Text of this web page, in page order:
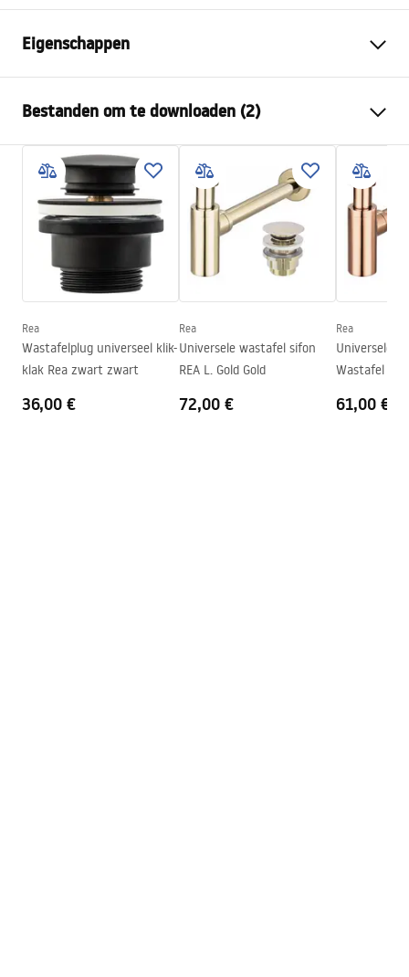
Eigenschappen
Materiaal
Sanitair keramiek
Kleur
Wit
Afwerking
Glanzend
Lengte
405mm
Breedte
405
Hoogte
Diepte
Vorm
Kraangat
Nee
Bestanden om te downloaden (2)
Montagehandleiding
Basin.pdf
Warranty_Terms_and_Conditions_Basins_-_5.pdf
Rea
Wastafelplug universeel klik-
klak Rea zwart zwart
36,00 €
Rea
Universele wastafel sifon
REA L. Gold Gold
72,00 €
Rea
Universele
Wastafel
61,00 €